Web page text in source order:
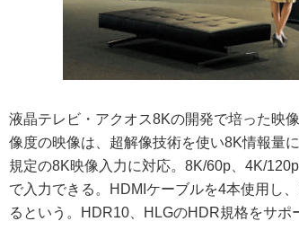
液晶テレビ・アクオス8Kの開発で培った映
像度の映像は、超解像技術を使い8K情報量
規定の8K映像入力に対応。8K/60p、4K/
で入力できる。HDMIケーブルを4本使用し
るという。HDR10、HLGのHDR規格をサポ